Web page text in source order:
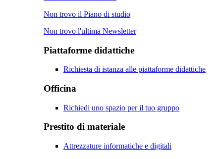
Non trovo il Piano di studio
Non trovo l'ultima Newsletter
Piattaforme didattiche
Richiesta di istanza alle piattaforme didattiche
Officina
Richiedi uno spazio per il tuo gruppo
Prestito di materiale
Attrezzature informatiche e digitali